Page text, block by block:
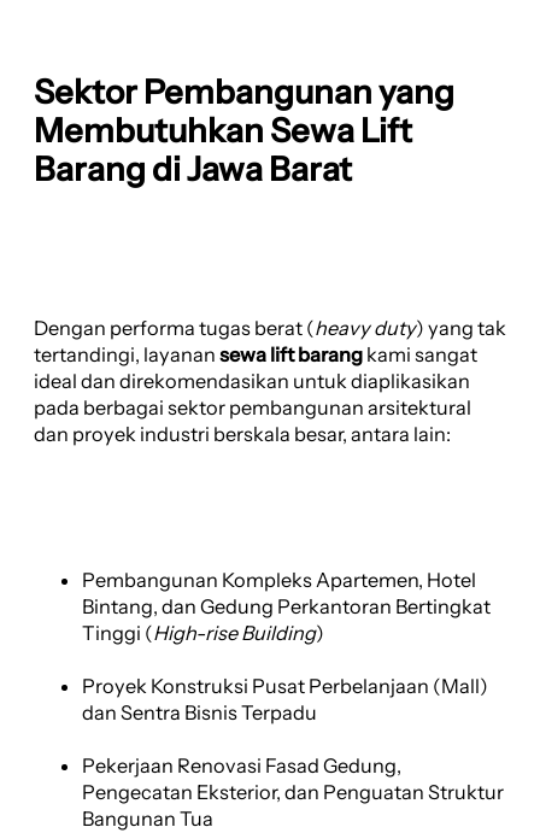
Sektor Pembangunan yang
Membutuhkan Sewa Lift
Barang di Jawa Barat
Dengan performa tugas berat (heavy duty) yang tak
tertandingi, layanan sewa lift barang kami sangat
ideal dan direkomendasikan untuk diaplikasikan
pada berbagai sektor pembangunan arsitektural
dan proyek industri berskala besar, antara lain:
Pembangunan Kompleks Apartemen, Hotel
Bintang, dan Gedung Perkantoran Bertingkat
Tinggi (High-rise Building)
Proyek Konstruksi Pusat Perbelanjaan (Mall)
dan Sentra Bisnis Terpadu
Pekerjaan Renovasi Fasad Gedung,
Pengecatan Eksterior, dan Penguatan Struktur
Bangunan Tua